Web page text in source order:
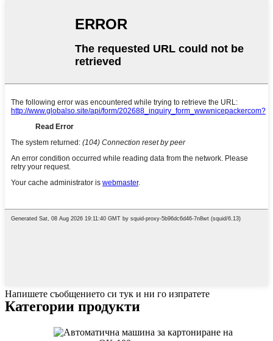
Напишете съобщението си тук и ни го изпратете
Категории продукти